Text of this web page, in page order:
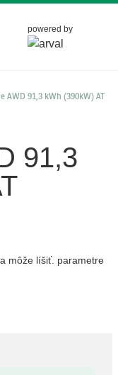
powered by
AWD 91,3 kWh (390kW) AT
91,3
môže líšiť. parametre